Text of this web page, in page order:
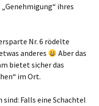
ihres
Nr. 6 rödelte
anderes
Aber das
bietet sicher das
im Ort.
Falls eine Schachtel